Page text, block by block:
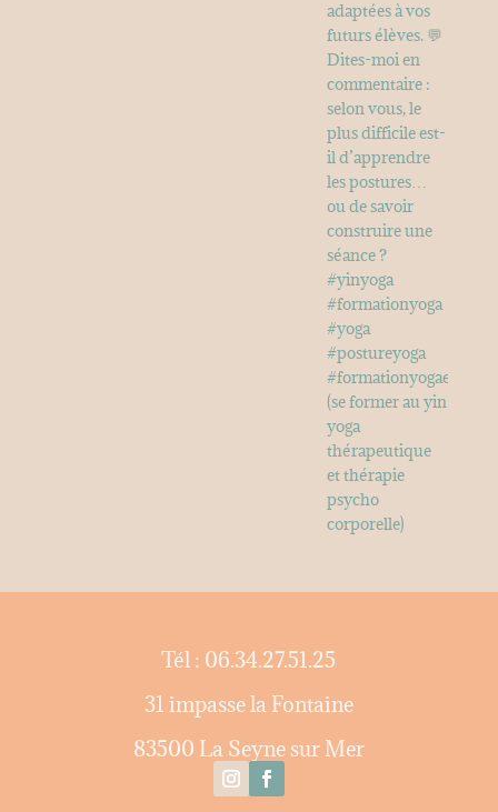
Tél : 06.34.27.51.25
31 impasse la Fontaine
83500 La Seyne sur Mer